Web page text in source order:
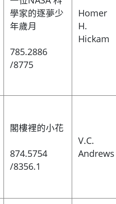
學家的逐夢少
年歲月
785.2886
/8775
Homer
H.
Hickam
閣樓裡的小花
874.5754
/8356.1
V.C.
Andrews